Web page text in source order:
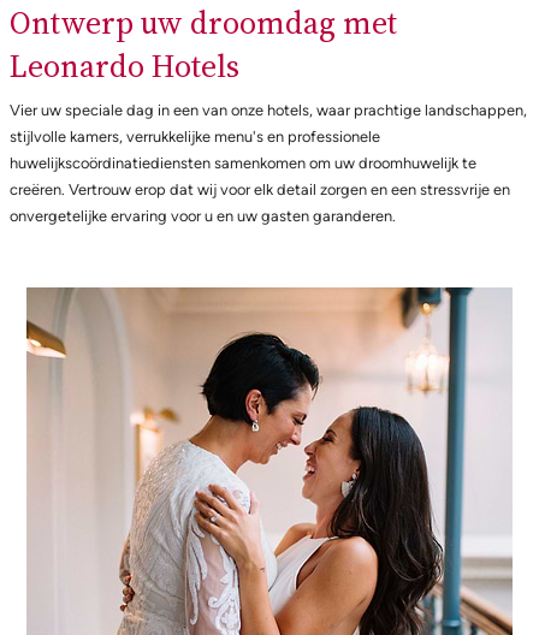
Ontwerp uw droomdag met
Leonardo Hotels
Vier uw speciale dag in een van onze hotels, waar prachtige landschappen,
stijlvolle kamers, verrukkelijke menu's en professionele
huwelijkscoördinatiediensten samenkomen om uw droomhuwelijk te
creëren. Vertrouw erop dat wij voor elk detail zorgen en een stressvrije en
onvergetelijke ervaring voor u en uw gasten garanderen.